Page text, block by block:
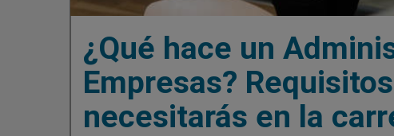
¿Qué hace un
Empresas?
necesitarás en la